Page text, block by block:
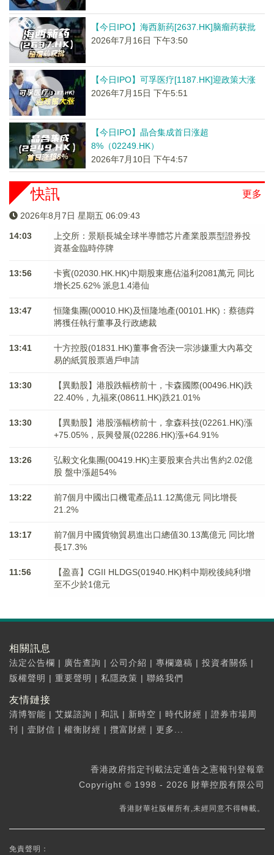
【今日IPO】海西新药[2637.HK]脑瘤药获批
2026年7月16日 下午3:50
【今日IPO】可孚医疗[1187.HK]迎政策大涨
2026年7月15日 下午5:51
【今日IPO】晶合集成首日涨超
8%（02249.HK）
2026年7月10日 下午4:57
更多
快訊
2026年8月7日 星期五 06:09:43
14:03
上交所：景順長城全球半導體芯片產業股票型證券投
資基金臨時停牌
13:56
卡賓(02030.HK.HK)中期股東應佔溢利2081萬元 同比
增长25.62% 派息1.4港仙
13:47
恒隆集團(00010.HK)及恒隆地產(00101.HK)：蔡德粦
將獲任執行董事及行政總裁
13:41
十方控股(01831.HK)董事會否決一宗涉嫌重大內幕交
易的紙質股票過戶申請
13:30
【異動股】港股跌幅榜前十，卡森國際(00496.HK)跌
22.40%，九福來(08611.HK)跌21.01%
13:30
【異動股】港股漲幅榜前十，拿森科技(02261.HK)漲
+75.05%，辰興發展(02286.HK)漲+64.91%
13:26
弘毅文化集團(00419.HK)主要股東合共出售約2.02億
股 盤中漲超54%
13:22
前7個月中國出口機電產品11.12萬億元 同比增長
21.2%
13:17
前7個月中國貨物貿易進出口總值30.13萬億元 同比增
長17.3%
11:56
【盈喜】CGII HLDGS(01940.HK)料中期稅後純利增
至不少於1億元
相關訊息
法定公告欄 | 廣告查詢 | 公司介紹 | 專欄邀稿 | 投資者關係 |
版權聲明 | 重要聲明 | 私隱政策 | 聯絡我們
友情鏈接
清博智能 | 艾媒諮詢 | 和訊 | 新時空 | 時代財經 | 證券市場周
刊
| 壹財信 | 權衡財經 | 攬富財經 | 更多...
香港政府指定刊載法定通告之憲報刊登報章
Copyright © 1998 - 2026 財華控股有限公司
香港財華社版權所有,未經同意不得轉載。
免責聲明：